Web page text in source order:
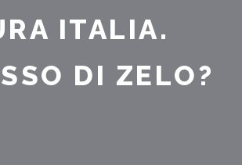
ITALIA.
DI ZELO?